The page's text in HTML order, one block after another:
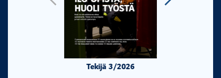
Tekijä 3/2026